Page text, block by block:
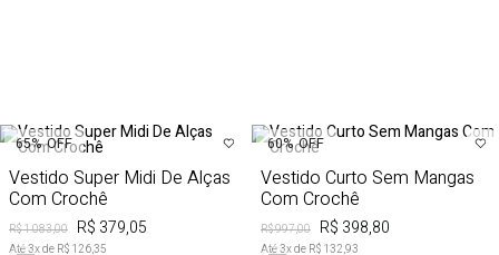
65% OFF
Vestido Super Midi De Alças
Com Crochê
R$ 1.083,00 R$ 379,05
Até3x de R$ 126,35
60% OFF
Vestido Curto Sem Mangas
Com Crochê
R$ 997,00 R$ 398,80
Até3x de R$ 132,93